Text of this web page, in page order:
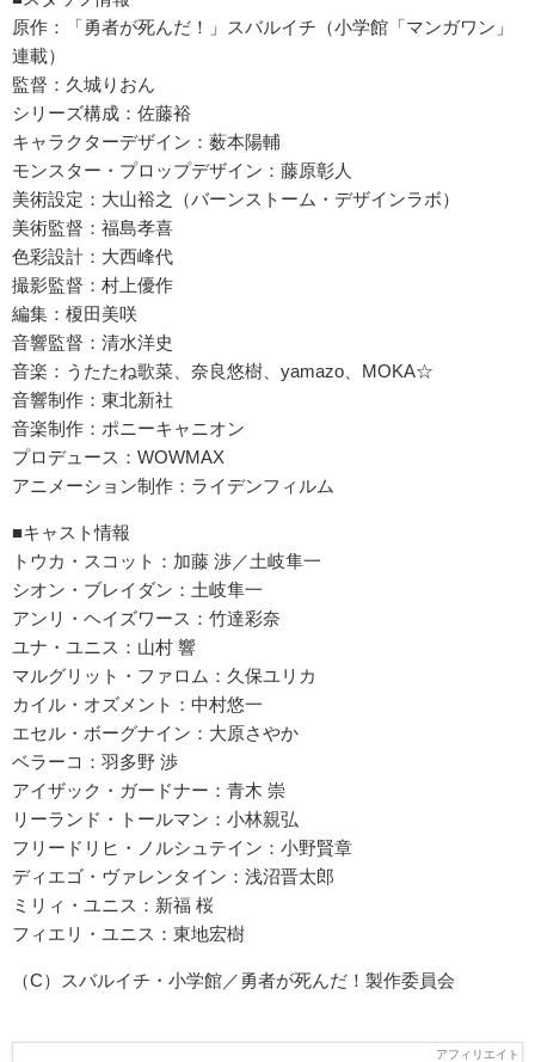
原作：「勇者が死んだ！」スバルイチ（小学館「マンガワン」
連載）
監督：久城りおん
シリーズ構成：佐藤裕
キャラクターデザイン：薮本陽輔
モンスター・プロップデザイン：藤原彰人
美術設定：大山裕之（バーンストーム・デザインラボ）
美術監督：福島孝喜
色彩設計：大西峰代
撮影監督：村上優作
編集：榎田美咲
音響監督：清水洋史
音楽：うたたね歌菜、奈良悠樹、yamazo、MOKA☆
音響制作：東北新社
音楽制作：ポニーキャニオン
プロデュース：WOWMAX
アニメーション制作：ライデンフィルム
■キャスト情報
トウカ・スコット：加藤 渉／土岐隼一
シオン・ブレイダン：土岐隼一
アンリ・ヘイズワース：竹達彩奈
ユナ・ユニス：山村 響
マルグリット・ファロム：久保ユリカ
カイル・オズメント：中村悠一
エセル・ボーグナイン：大原さやか
ベラーコ：羽多野 渉
アイザック・ガードナー：青木 崇
リーランド・トールマン：小林親弘
フリードリヒ・ノルシュテイン：小野賢章
ディエゴ・ヴァレンタイン：浅沼晋太郎
ミリィ・ユニス：新福 桜
フィエリ・ユニス：東地宏樹
（C）スバルイチ・小学館／勇者が死んだ！製作委員会